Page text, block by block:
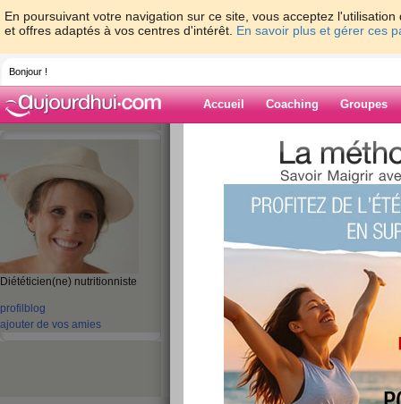
En poursuivant votre navigation sur ce site, vous acceptez
et offres adaptés à vos centres d'intérêt. En savoir plus et gérer ces
Bonjour !
Accueil Coaching Groupes
Diététicien(ne) nutritionniste
profil blog
ajouter de vos amies
> > Quel
Blog de
Quel type de
publié le 12/07/2013 à 17:24